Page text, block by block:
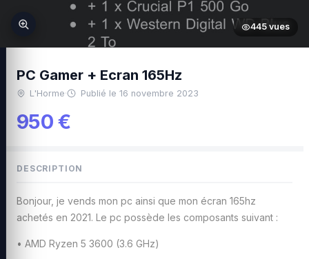
445 vues
DESCRIPTION
Bonjour, je vends mon pc ainsi que mon écran 165hz
achetés en 2021. Le pc possède les composants suivant :
• AMD Ryzen 5 3600 (3.6 GHz)
PC Gamer + Ecran 165Hz
L'Horme· Publié le 16 novembre 2023
950 €